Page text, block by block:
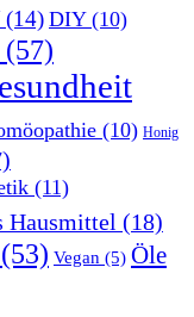
(14) DIY(10)
(57)
(10) Honig
(11)
Hausmittel (18)
(53) Vegan (5) Öle